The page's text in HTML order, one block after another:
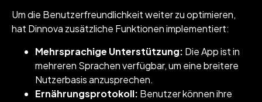
Um die Benutzerfreundlichkeit weiter zu optimieren,
hat Dinnova zusätzliche Funktionen implementiert:
Mehrsprachige Unterstützung: Die App ist in
mehreren Sprachen verfügbar, um eine breitere
Nutzerbasis anzusprechen.
Ernährungsprotokoll: Benutzer können ihre